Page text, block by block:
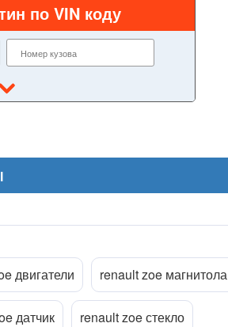
по VIN коду
двигатели renault zoe магнитола
датчик renault zoe стекло